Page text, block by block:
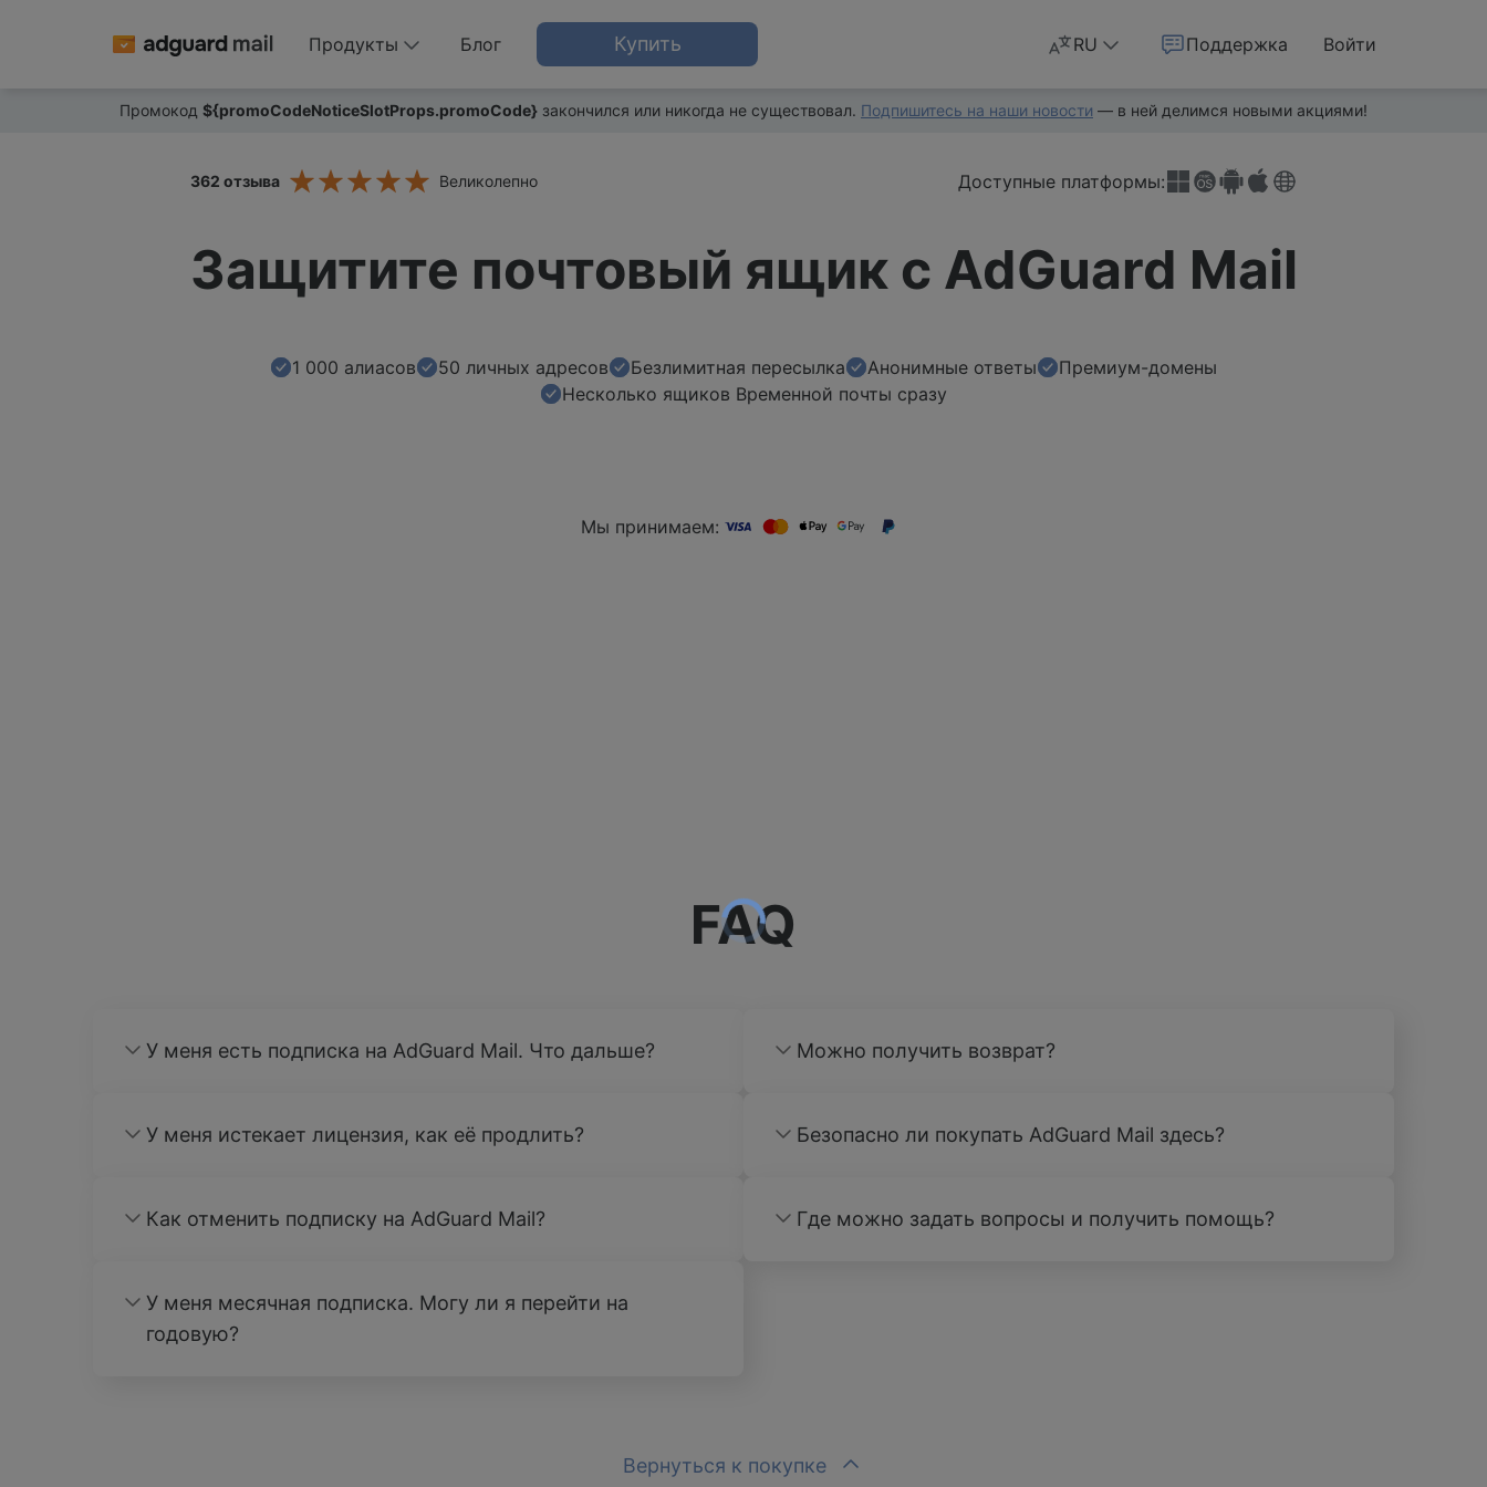
Продукты Блог Купить RU Поддержка Войти
Промокод ${promoCodeNoticeSlotProps.promoCode} закончился или никогда не существовал. Подпишитесь на наши новости — в ней делимся новыми акциями!
362 отзыва Великолепно Доступные платформы:
Защитите почтовый ящик с AdGuard Mail
1 000 алиасов 50 личных адресов Безлимитная пересылка Анонимные ответы
Премиум-домены
Несколько ящиков Временной почты сразу
Мы принимаем:
FAQ
У меня есть подписка на AdGuard Mail. Что дальше?
У меня истекает лицензия, как её продлить?
Как отменить подписку на AdGuard Mail?
У меня месячная подписка. Могу ли я перейти на
годовую?
Можно получить возврат?
Безопасно ли покупать AdGuard Mail здесь?
Где можно задать вопросы и получить помощь?
Вернуться к покупке